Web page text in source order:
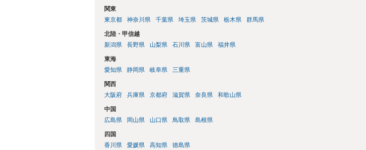
関東
東京都
神奈川県 千葉県 埼玉県 茨城県 栃木県 群馬県
北陸・甲信越
新潟県
長野県 山梨県 石川県 富山県 福井県
東海
愛知県
静岡県 岐阜県 三重県
関西
大阪府
兵庫県 京都府 滋賀県 奈良県 和歌山県
中国
広島県
岡山県 山口県 鳥取県 島根県
四国
香川県
愛媛県 高知県 徳島県